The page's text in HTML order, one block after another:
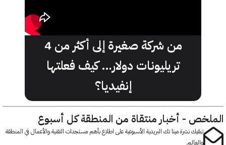
من شركة صغيرة إلى أكثر من 4
تريليونات دولار… كيف فعلتها
إنفيديا؟
- أخبار منتقاة من المنطقة كل أسبوع
تبقيك نشرة مينا تك البريدية الأسبوعية على اطلاع بأهم مستجدات التقنية والأعمال في المنطقة
والعالم.